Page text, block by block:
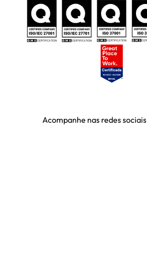
Acompanhe nas redes sociais